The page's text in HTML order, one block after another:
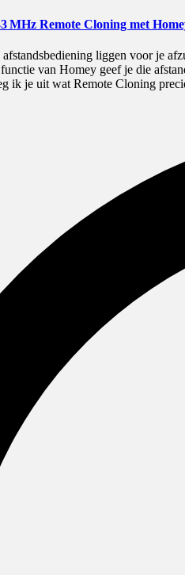
MHz Remote Cloning met
afstandsbediening liggen voor je
van Homey geef je die
ik je uit wat Remote Cloning